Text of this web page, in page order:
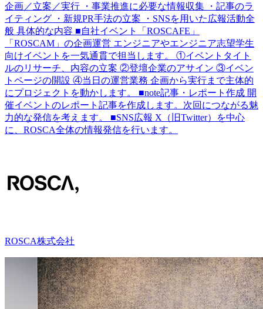
企画／立案／実行 ・事業推進に必要な情報収集 ・記事のラ
イティング ・新規PR手法の立案 ・SNSを用いた広報活動全
般 具体的な内容 ■自社イベント「ROSCAFE」
「ROSCAM」の企画運営 エンジニアやエンジニア志望学生
向けイベントを一気通貫で担当します。 ①イベントタイト
ルのリサーチ、内容の立案 ②登壇企業のアサイン ③イベン
トページの開設 ④当日の運営業務 企画から実行まで主体的
にプロジェクトを動かします。 ■note記事・レポート作成 開
催イベントのレポート記事を作成します。次回につながる魅
力的な発信を考えます。 ■SNS広報 X（旧Twitter）を中心
に、ROSCA全体の情報発信を行います。
ROSCA株式会社